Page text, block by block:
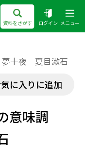
資料をさがす ログイン メニュー
夢十夜 夏目漱石
に入りに追加
意味調